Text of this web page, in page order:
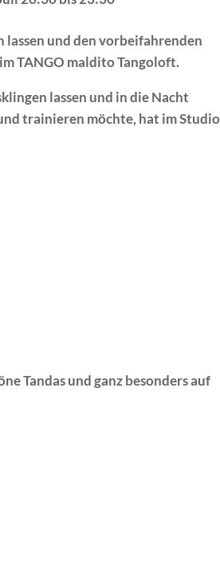
lassen und den vorbeifahrenden
TANGO maldito Tangoloft.
lassen und in die Nacht
trainieren möchte, hat im Studio
Tandas und ganz besonders auf